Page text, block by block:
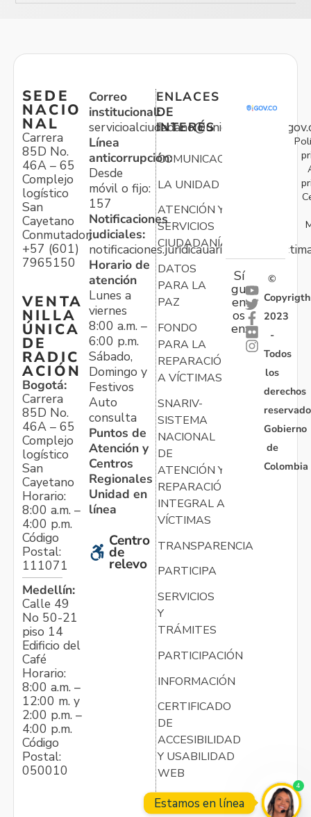
SEDE
NACIO
NAL
Carrera
85D No.
46A – 65
Complejo
logístico
San
Cayetano
Conmutador:
+57 (601)
7965150
VENTA
NILLA
ÚNICA
DE
RADIC
ACIÓN
Bogotá:
Carrera
85D No.
46A – 65
Complejo
logístico
San
Cayetano
Horario:
8:00 a.m. –
4:00 p.m.
Código
Postal:
111071
Medellín:
Calle 49
No 50-21
piso 14
Edificio del
Café
Horario:
8:00 a.m. –
12:00 m. y
2:00 p.m. –
4:00 p.m.
Código
Postal:
050010
Correo
institucional:
Línea
anticorrupción:
Desde
móvil o fijo:
157
Notificaciones
judiciales:
Horario de
atención
Lunes a
viernes
8:00 a.m. –
6:00 p.m.
Sábado,
Domingo y
Festivos
Auto
consulta
Puntos de
Atención y
Centros
Regionales
Unidad en
línea
Centro
de
relevo
ENLACES
DE
INTERÉS
COMUNICACIONES
LA UNIDAD
ATENCIÓN Y
SERVICIOS
CIUDADANÍA
DATOS
PARA LA
PAZ
FONDO
PARA LA
REPARACIÓN
A VÍCTIMAS
SNARIV-
SISTEMA
NACIONAL
DE
ATENCIÓN Y
REPARACIÓN
INTEGRAL A
VÍCTIMAS
TRANSPARENCIA
PARTICIPA
SERVICIOS
Y
TRÁMITES
PARTICIPACIÓN
INFORMACIÓN
CERTIFICADO
DE
ACCESIBILIDAD
Y USABILIDAD
WEB
Sí
gu
en
os
en:
©
Copyrigth
2023
-
Todos
los
derechos
Gobierno
de
Colombia
Estamos en línea
4